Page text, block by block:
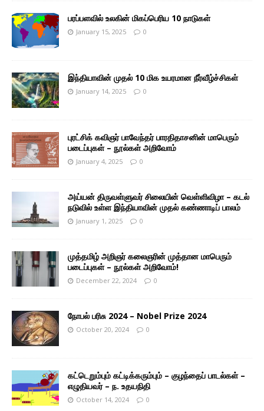
பரப்பளவில் உலகின் மிகப்பெரிய 10 நாடுகள்
January 15, 2025 0
இந்தியாவின் முதல் 10 மிக உயரமான நீர்வீழ்ச்சிகள்
January 14, 2025 0
புரட்சிக் கவிஞர் பாவேந்தர் பாரதிதாசனின் மாபெரும்
படைப்புகள் – நூல்கள் அறிவோம்
January 4, 2025 0
அய்யன் திருவள்ளுவர் சிலையின் வெள்ளிவிழா – கடல்
நடுவில் உள்ள இந்தியாவின் முதல் கண்ணாடிப் பாலம்
January 1, 2025 0
முத்தமிழ் அறிஞர் கலைஞரின் முத்தான மாபெரும்
படைப்புகள் – நூல்கள் அறிவோம்!
December 22, 2024 0
நோபல் பரிசு 2024 – Nobel Prize 2024
October 20, 2024 0
கட்டெறும்பும் கட்டிக்கரும்பும் – குழந்தைப் பாடல்கள் –
எழுதியவர் – ந. உதயநிதி
October 14, 2024 0